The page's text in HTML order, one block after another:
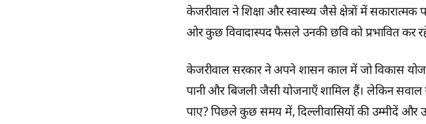
केजरीवाल ने शिक्षा और स्वास्थ्य जैसे क्षेत्रों में सकारात्मक
ओर कुछ विवादास्पद फैसले उनकी छवि को प्रभावित कर
केजरीवाल सरकार ने अपने शासन काल में जो विकास
पानी और बिजली जैसी योजनाएँ शामिल हैं। लेकिन
पाए? पिछले कुछ समय में, दिल्लीवासियों की उम्मीदें और